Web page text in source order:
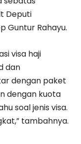
Deputi
Guntur Rahayu.
visa haji
dan
dengan paket
dengan kuota
soal jenis visa.
tambahnya.